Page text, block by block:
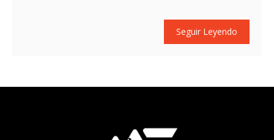
Seguir Leyendo